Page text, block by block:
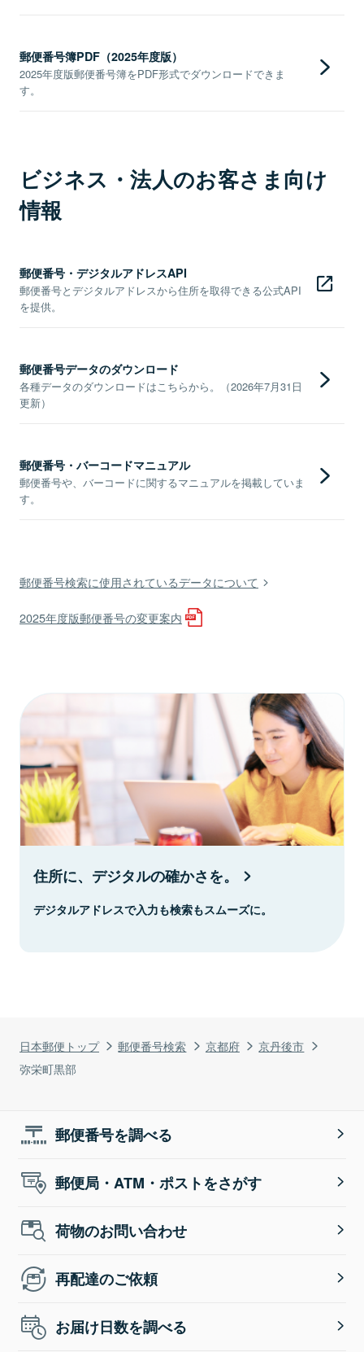
日本郵便トップ 郵便番号検索 京都府
京丹後市
弥栄町黒部
郵便番号簿PDF（2025年度版）
2025年度版郵便番号簿をPDF形式でダウンロードできま
す。
ビジネス・法人のお客さま向け
情報
郵便番号・デジタルアドレスAPI
郵便番号とデジタルアドレスから住所を取得できる公式API
を提供。
郵便番号データのダウンロード
各種データのダウンロードはこちらから。（2026年7月31日
更新）
郵便番号・バーコードマニュアル
郵便番号や、バーコードに関するマニュアルを掲載していま
す。
郵便番号検索に使用されているデータについて
2025年度版郵便番号の変更案内
住所に、デジタルの確かさを。
デジタルアドレスで入力も検索もスムーズに。
郵便番号を調べる
郵便局・ATM・ポストをさがす
荷物のお問い合わせ
再配達のご依頼
お届け日数を調べる